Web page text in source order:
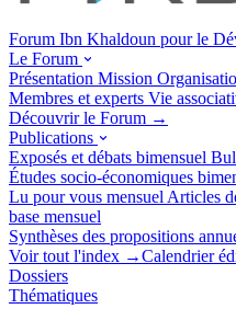
Forum Ibn Khaldoun pour le
Le Forum
Présentation Mission
Membres et experts Vie
Découvrir le Forum →
Publications
Exposés et débats bimensuel
Études socio-économiques
Lu pour vous mensuel Articles
base mensuel
Synthèses des propositions
Voir tout l'index →Calendrier
Dossiers
Thématiques